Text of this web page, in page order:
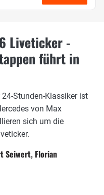
Liveticker -
führt in
Stunden-Klassiker ist
von Max
sich um die
Seiwert, Florian